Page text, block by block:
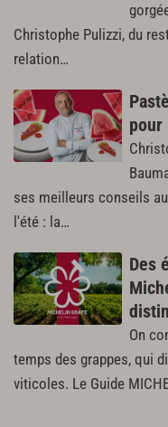
Christophe Pulizzi, du
relation…
pour
ses meilleurs conseils
l'été : la…
Des
On
temps des grappes, qui
viticoles. Le Guide